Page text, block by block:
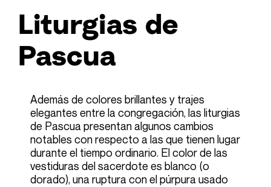
Liturgias de
Pascua
Además de colores brillantes y trajes
elegantes entre la congregación, las liturgias
de Pascua presentan algunos cambios
notables con respecto a las que tienen lugar
durante el tiempo ordinario. El color de las
vestiduras del sacerdote es blanco (o
dorado), una ruptura con el púrpura usado